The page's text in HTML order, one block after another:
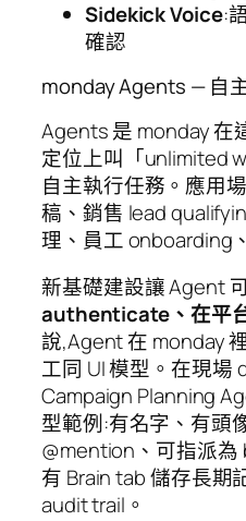
Sidekick Voice:
確認
monday Agents — 自
Agents 是 monday 在
定位上叫「unlimited
自主執行任務。應用
稿、銷售 lead
理、員工 onboarding
新基礎建設讓 Agent
authenticate、在平
說,Agent 在 monday
工同 UI 模型。在現場
Campaign Planning
型範例:有名字、有頭
@mention、可指派為
有 Brain tab 儲存長期
audit trail。